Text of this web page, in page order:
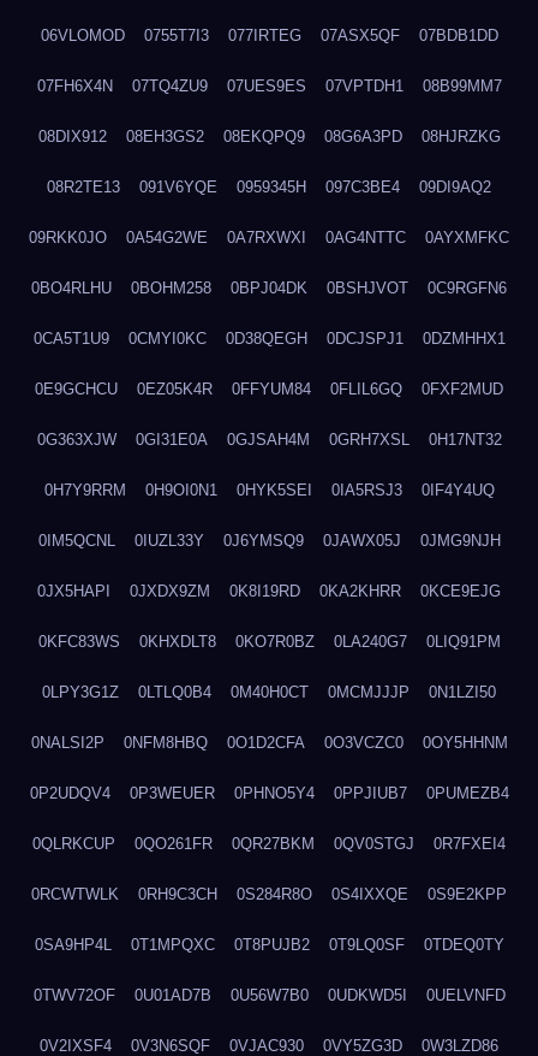
06VLOMOD 0755T7I3 077IRTEG 07ASX5QF 07BDB1DD
07FH6X4N 07TQ4ZU9 07UES9ES 07VPTDH1 08B99MM7
08DIX912 08EH3GS2 08EKQPQ9 08G6A3PD 08HJRZKG
08R2TE13 091V6YQE 0959345H 097C3BE4 09DI9AQ2
09RKK0JO 0A54G2WE 0A7RXWXI 0AG4NTTC 0AYXMFKC
0BO4RLHU 0BOHM258 0BPJ04DK 0BSHJVOT 0C9RGFN6
0CA5T1U9 0CMYI0KC 0D38QEGH 0DCJSPJ1 0DZMHHX1
0E9GCHCU 0EZ05K4R 0FFYUM84 0FLIL6GQ 0FXF2MUD
0G363XJW 0GI31E0A 0GJSAH4M 0GRH7XSL 0H17NT32
0H7Y9RRM 0H9OI0N1 0HYK5SEI 0IA5RSJ3 0IF4Y4UQ
0IM5QCNL 0IUZL33Y 0J6YMSQ9 0JAWX05J 0JMG9NJH
0JX5HAPI 0JXDX9ZM 0K8I19RD 0KA2KHRR 0KCE9EJG
0KFC83WS 0KHXDLT8 0KO7R0BZ 0LA240G7 0LIQ91PM
0LPY3G1Z 0LTLQ0B4 0M40H0CT 0MCMJJJP 0N1LZI50
0NALSI2P 0NFM8HBQ 0O1D2CFA 0O3VCZC0 0OY5HHNM
0P2UDQV4 0P3WEUER 0PHNO5Y4 0PPJIUB7 0PUMEZB4
0QLRKCUP 0QO261FR 0QR27BKM 0QV0STGJ 0R7FXEI4
0RCWTWLK 0RH9C3CH 0S284R8O 0S4IXXQE 0S9E2KPP
0SA9HP4L 0T1MPQXC 0T8PUJB2 0T9LQ0SF 0TDEQ0TY
0TWV72OF 0U01AD7B 0U56W7B0 0UDKWD5I 0UELVNFD
0V2IXSF4 0V3N6SQF 0VJAC930 0VY5ZG3D 0W3LZD86